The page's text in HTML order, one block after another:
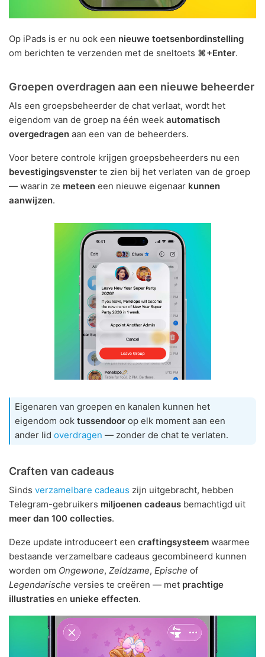
Op iPads is er nu ook een nieuwe toetsenbordinstelling
om berichten te verzenden met de sneltoets ⌘+Enter.
Groepen overdragen aan een nieuwe beheerder
Als een groepsbeheerder de chat verlaat, wordt het
eigendom van de groep na één week automatisch
overgedragen aan een van de beheerders.
Voor betere controle krijgen groepsbeheerders nu een
bevestigingsvenster te zien bij het verlaten van de groep
— waarin ze meteen een nieuwe eigenaar kunnen
aanwijzen.
Eigenaren van groepen en kanalen kunnen het
eigendom ook tussendoor op elk moment aan een
ander lid overdragen — zonder de chat te verlaten.
Craften van cadeaus
Sinds verzamelbare cadeaus zijn uitgebracht, hebben
Telegram-gebruikers miljoenen cadeaus bemachtigd uit
meer dan 100 collecties.
Deze update introduceert een craftingsysteem waarmee
bestaande verzamelbare cadeaus gecombineerd kunnen
worden om Ongewone, Zeldzame, Epische of
Legendarische versies te creëren — met prachtige
illustraties en unieke effecten.